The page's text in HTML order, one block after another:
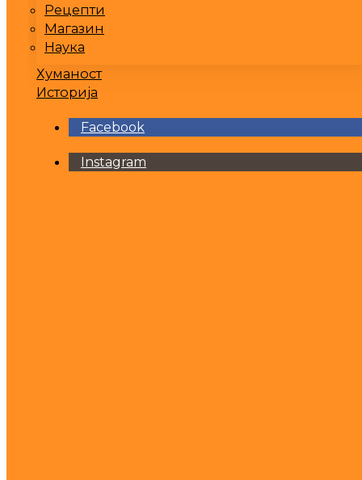
Рецепти
Магазин
Наука
Хуманост
Историја
Facebook
Instagram